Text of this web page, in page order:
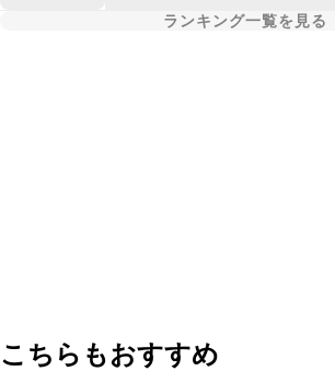
ランキング一覧を見る
こちらもおすすめ